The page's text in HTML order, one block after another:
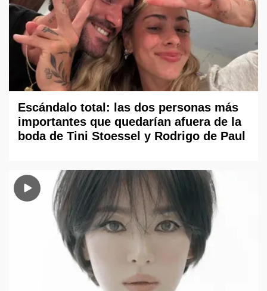
Escándalo total: las dos personas más
importantes que quedarían afuera de la
boda de Tini Stoessel y Rodrigo de Paul